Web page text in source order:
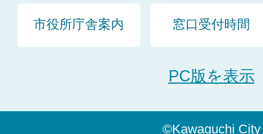
市役所庁舎案内 窓口受付時間
PC版を表示
©Kawaguchi City